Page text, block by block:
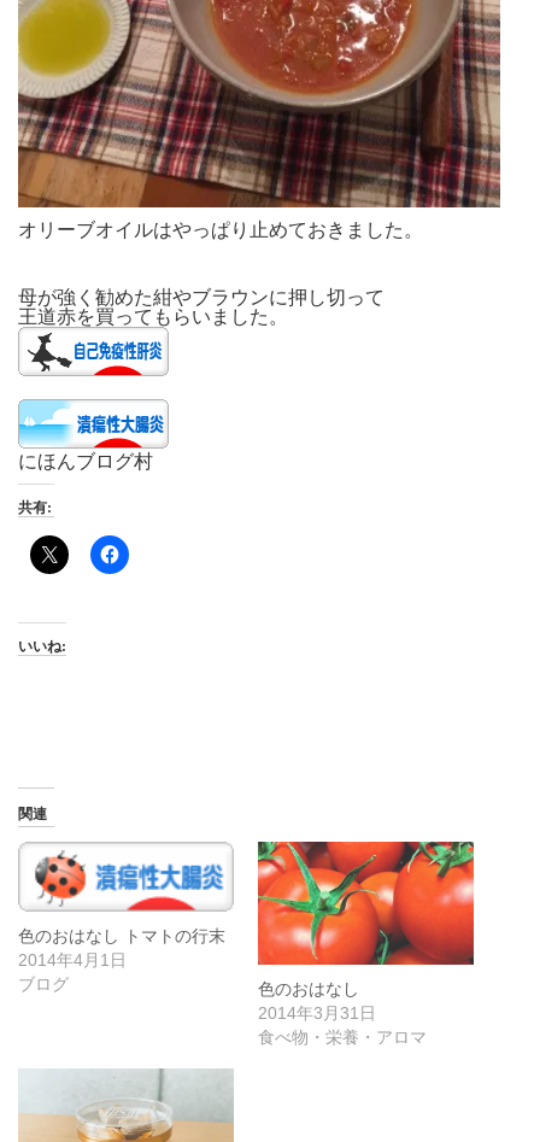
オリーブオイルはやっぱり止めておきました。
母が強く勧めた紺やブラウンに押し切って
王道赤を買ってもらいました。
にほんブログ村
共有:
いいね:
関連
色のおはなし トマトの行末
2014年4月1日
ブログ
色のおはなし
2014年3月31日
食べ物・栄養・アロマ